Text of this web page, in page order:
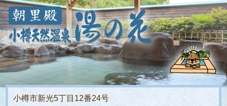
小樽市新光5丁目12番24号